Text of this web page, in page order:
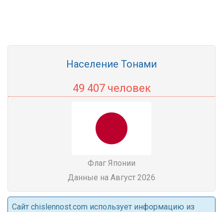
Население Тонами
49 407 человек
Флаг Японии
Данные на Август 2026
Cайт chislennost.com использует информацию из